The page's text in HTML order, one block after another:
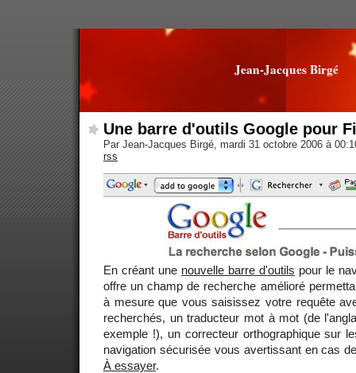
Jean-Jacques Birgé
Une barre d'outils Google pour
Par Jean-Jacques Birgé, mardi 31 octobre 2006 à
rss
En créant une nouvelle barre d'outils pour le
offre un champ de recherche amélioré
à mesure que vous saisissez votre requête
recherchés, un traducteur mot à mot (de
exemple !), un correcteur orthographique sur
navigation sécurisée vous avertissant en cas
À essayer.